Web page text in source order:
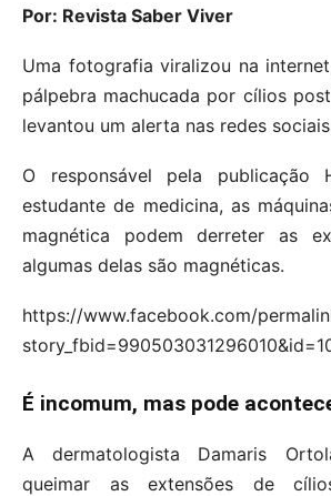
Por: Revista Saber Viver
Uma fotografia viralizou na
pálpebra machucada por cílios
levantou um alerta nas redes
O responsável pela publicação
estudante de medicina, as
magnética podem derreter as
algumas delas são magnéticas.
https://www.facebook.com/
É incomum, mas pode
A dermatologista Damaris
queimar as extensões de